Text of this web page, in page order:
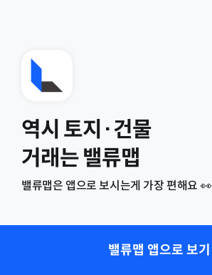
역시 토지·건물
거래는 밸류맵
밸류맵은 앱으로 보시는게 가장 편해요 👀
밸류맵 앱으로 보기